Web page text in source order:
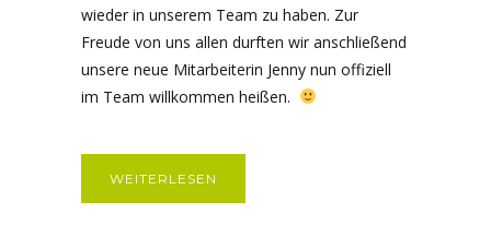
wieder in unserem Team zu haben. Zur
Freude von uns allen durften wir anschließend
unsere neue Mitarbeiterin Jenny nun offiziell
im Team willkommen heißen.
WEITERLESEN